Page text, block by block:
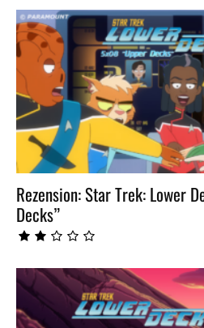
Rezension: Star Trek: Lower
Decks”